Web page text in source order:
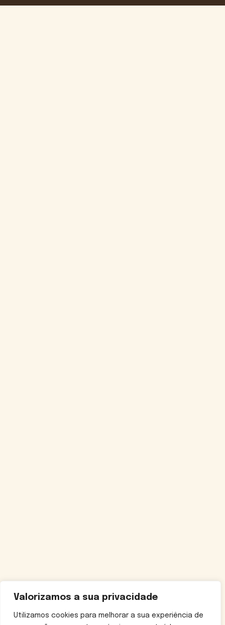
Valorizamos a sua privacidade
Utilizamos cookies para melhorar a sua experiência de